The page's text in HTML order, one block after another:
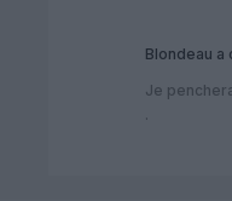
Blondeau a
Je
.